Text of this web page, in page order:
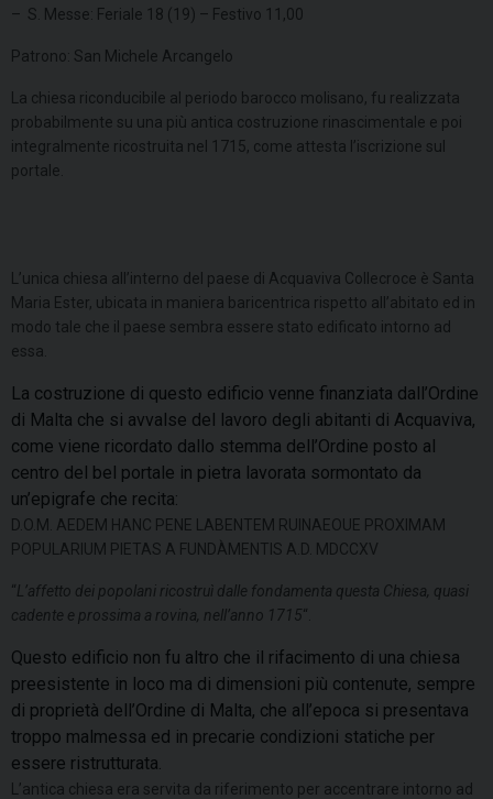
– S. Messe: Feriale 18 (19) – Festivo 11,00
Patrono: San Michele Arcangelo
La chiesa riconducibile al periodo barocco molisano, fu realizzata
probabilmente su una più antica costruzione rinascimentale e poi
integralmente ricostruita nel 1715, come attesta l’iscrizione sul
portale.
L’unica chiesa all’interno del paese di Acquaviva Collecroce è Santa
Maria Ester, ubicata in maniera baricentrica rispetto all’abitato ed in
modo tale che il paese sembra essere stato edificato intorno ad
essa.
La costruzione di questo edificio venne finanziata dall’Ordine
di Malta che si avvalse del lavoro degli abitanti di Acquaviva,
come viene ricordato dallo stemma dell’Ordine posto al
centro del bel portale in pietra lavorata sormontato da
un’epigrafe che recita:
D.O.M. AEDEM HANC PENE LABENTEM RUINAEOUE PROXIMAM
POPULARIUM PIETAS A FUNDÀMENTIS A.D. MDCCXV
“L’affetto dei popolani ricostruì dalle fondamenta questa Chiesa, quasi
cadente e prossima a rovina, nell’anno 1715“.
Questo edificio non fu altro che il rifacimento di una chiesa
preesistente in loco ma di dimensioni più contenute, sempre
di proprietà dell’Ordine di Malta, che all’epoca si presentava
troppo malmessa ed in precarie condizioni statiche per
essere ristrutturata.
L’antica chiesa era servita da riferimento per accentrare intorno ad